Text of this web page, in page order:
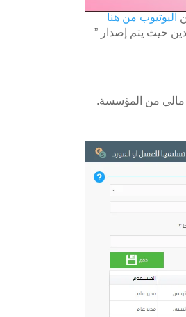
اليوتيوب من هنا
حيث يتم إصدار ”
مالي من المؤسسة.